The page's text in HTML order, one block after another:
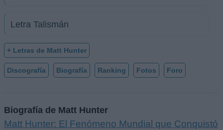
Letra Talismán
+ Letras de Matt Hunter
Discografía Biografía Ranking Fotos Foro
Biografía de Matt Hunter
Matt Hunter: El Fenómeno Mundial que Conquistó